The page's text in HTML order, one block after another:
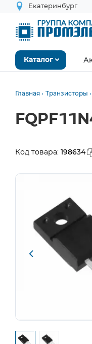
Екатеринбург
Каталог
Главная Транзисторы
Код товара: 198634